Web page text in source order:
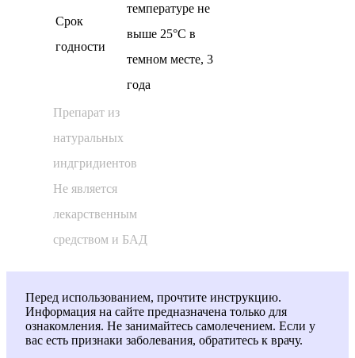
Cрок
годности
температуре не
выше 25°С в
темном месте, 3
года
Препарат из
натуральных
индгридиентов
Не является
лекарственным
средством и БАД
Перед использованием, прочтите инструкцию.
Информация на сайте предназначена только для
ознакомления. Не занимайтесь самолечением. Если у
вас есть признаки заболевания, обратитесь к врачу.